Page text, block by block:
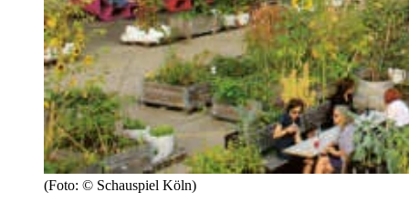
(Foto: © Schauspiel Köln)